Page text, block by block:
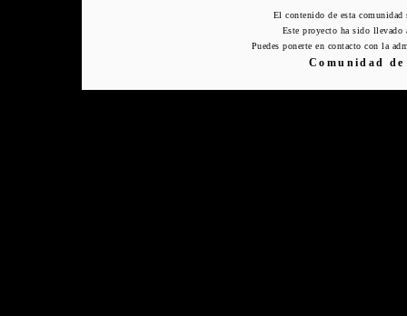
El contenido de esta
Este proyecto ha sido
Puedes ponerte en contacto con la
Comunidad